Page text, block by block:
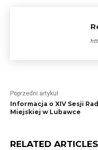
Poprzedni artykuł
Informacja o XIV Sesji
Miejskiej w Lubawce
RELATED ARTICLES